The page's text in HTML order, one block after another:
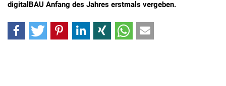
digitalBAU Anfang des Jahres erstmals vergeben.